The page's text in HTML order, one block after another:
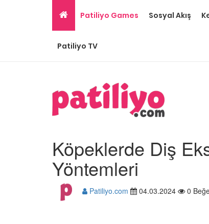
Patiliyo Games Sosyal Akış
Patiliyo TV
Köpeklerde Diş
Yöntemleri
Patiliyo.com 04.03.2024 0